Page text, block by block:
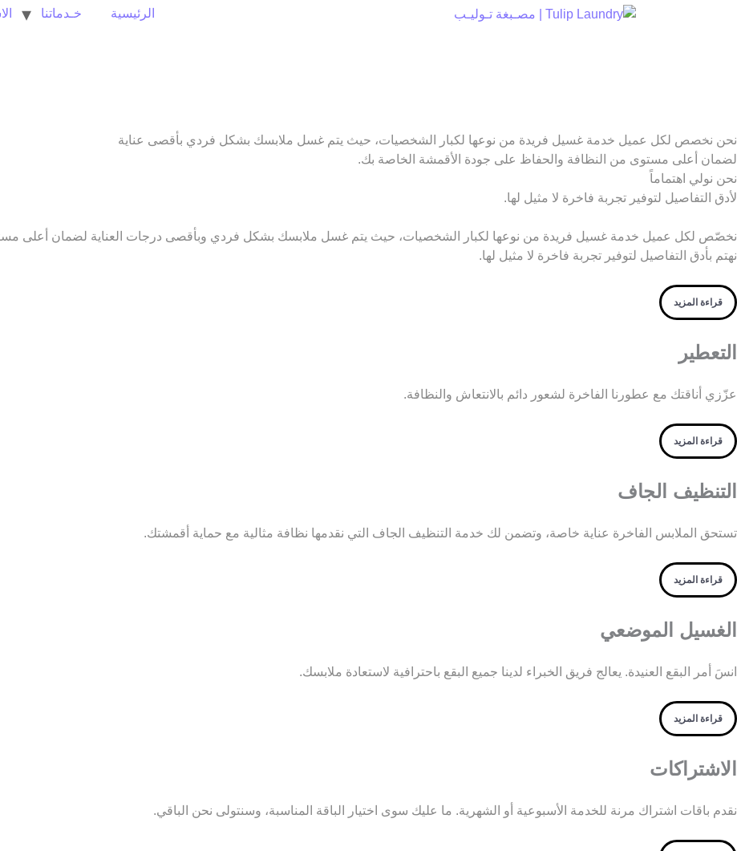
الرئيسية خـدماتنا
نحن نخصص لكل عميل خدمة غسيل فريدة من نوعها لكبار الشخصيات، حيث يتم غسل ملابسك بشكل فردي بأقصى عناية
لضمان أعلى مستوى من النظافة والحفاظ على جودة الأقمشة الخاصة بك.
نحن نولي اهتماماً
لأدق التفاصيل لتوفير تجربة فاخرة لا مثيل لها.
نخصّص لكل عميل خدمة غسيل فريدة من نوعها لكبار الشخصيات، حيث يتم غسل ملابسك بشكل فردي وبأقصى درجات العناية لضمان أعلى
نهتم بأدق التفاصيل لتوفير تجربة فاخرة لا مثيل لها.
قراءة المزيد
التعطير
عزّزي أناقتك مع عطورنا الفاخرة لشعور دائم بالانتعاش والنظافة.
قراءة المزيد
التنظيف الجاف
تستحق الملابس الفاخرة عناية خاصة، وتضمن لك خدمة التنظيف الجاف التي نقدمها نظافة مثالية مع حماية أقمشتك.
قراءة المزيد
الغسيل الموضعي
انسَ أمر البقع العنيدة. يعالج فريق الخبراء لدينا جميع البقع باحترافية لاستعادة ملابسك.
قراءة المزيد
الاشتراكات
نقدم باقات اشتراك مرنة للخدمة الأسبوعية أو الشهرية. ما عليك سوى اختيار الباقة المناسبة، وسنتولى نحن الباقي.